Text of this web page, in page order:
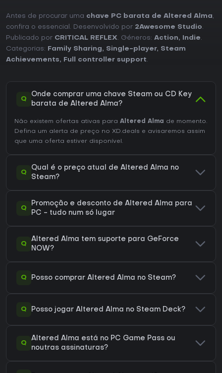
Antes de procurar uma chave PC barata de Altered Alma,
confira o essencial. Desenvolvido por 2Awesome Studio.
Publicado por CRITICAL REFLEX. Géneros: Action, Indie.
Categorias:
Family Sharing, Single-player, Steam
Achievements, Full controller support.
Q
Onde comprar uma chave Steam ou CD Key
barata de Altered Alma?
Não existem ofertas ativas para Altered Alma
de momento.
Defina um alerta de preço no XD.deals e avisaremos assim
que uma oferta estiver disponível.
Q
Qual é o preço atual de Altered Alma no
Steam?
Q
Promoção e desconto de Altered Alma para
PC - tudo num só lugar
Q
Altered Alma tem suporte para GeForce
NOW?
Q Posso comprar Altered Alma no Steam?
Q Posso jogar Altered Alma no Steam Deck?
Q
Altered Alma está no PC Game Pass ou
noutras assinaturas?